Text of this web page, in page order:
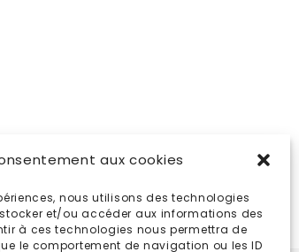
aux cookies
nous utilisons des technologies
et/ou accéder aux informations des
à ces technologies nous permettra de
le comportement de navigation ou les ID